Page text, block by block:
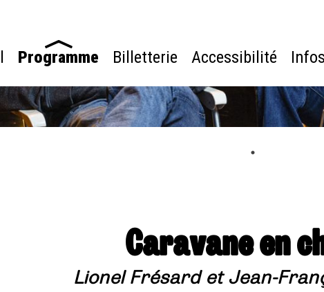
Programme Billetterie Accessibilité
Caravane en
Lionel Frésard et Jean-